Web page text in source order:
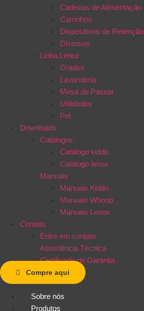
Cadeiras de Alimentação
Carrinhos
Dispositivos de Retenção
Diversos
Linha Lenox
Grades
Lavanderia
Mesa de Passar
Utilidades
Pet
Downloads
Catálogos
Catálogo kiddo
Catálogo lenox
Manuais
Manuais Kiddo
Manuais Whoop
Manuais Lenox
Contato
Entre em contato
Assistência Técnica
Certificado de Garantia
Compre aqui
Sobre nós
Produtos